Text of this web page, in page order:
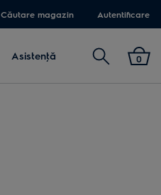
Căutare magazin Autentificare
Asistenţă Cautare 0